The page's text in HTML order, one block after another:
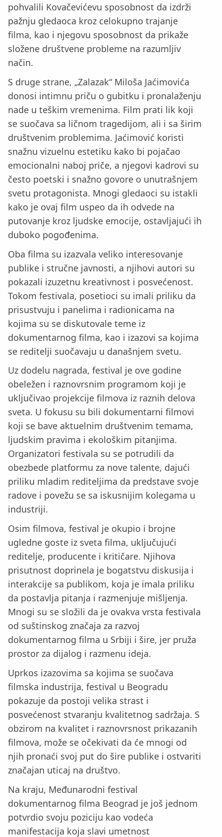
pohvalili Kovačevićevu sposobnost da izdrži
pažnju gledaoca kroz celokupno trajanje
filma, kao i njegovu sposobnost da prikaže
složene društvene probleme na razumljiv
način.
S druge strane, „Zalazak“ Miloša Jaćimovića
donosi intimnu priču o gubitku i pronalaženju
nade u teškim vremenima. Film prati lik koji
se suočava sa ličnom tragedijom, ali i sa širim
društvenim problemima. Jaćimović koristi
snažnu vizuelnu estetiku kako bi pojačao
emocionalni naboj priče, a njegovi kadrovi su
često poetski i snažno govore o unutrašnjem
svetu protagonista. Mnogi gledaoci su istakli
kako je ovaj film uspeo da ih odvede na
putovanje kroz ljudske emocije, ostavljajući ih
duboko pogođenima.
Oba filma su izazvala veliko interesovanje
publike i stručne javnosti, a njihovi autori su
pokazali izuzetnu kreativnost i posvećenost.
Tokom festivala, posetioci su imali priliku da
prisustvuju i panelima i radionicama na
kojima su se diskutovale teme iz
dokumentarnog filma, kao i izazovi sa kojima
se reditelji suočavaju u današnjem svetu.
Uz dodelu nagrada, festival je ove godine
obeležen i raznovrsnim programom koji je
uključivao projekcije filmova iz raznih delova
sveta. U fokusu su bili dokumentarni filmovi
koji se bave aktuelnim društvenim temama,
ljudskim pravima i ekološkim pitanjima.
Organizatori festivala su se potrudili da
obezbede platformu za nove talente, dajući
priliku mladim rediteljima da predstave svoje
radove i povežu se sa iskusnijim kolegama u
industriji.
Osim filmova, festival je okupio i brojne
ugledne goste iz sveta filma, uključujući
reditelje, producente i kritičare. Njihova
prisutnost doprinela je bogatstvu diskusija i
interakcije sa publikom, koja je imala priliku
da postavlja pitanja i razmenjuje mišljenja.
Mnogi su se složili da je ovakva vrsta festivala
od suštinskog značaja za razvoj
dokumentarnog filma u Srbiji i šire, jer pruža
prostor za dijalog i razmenu ideja.
Uprkos izazovima sa kojima se suočava
filmska industrija, festival u Beogradu
pokazuje da postoji velika strast i
posvećenost stvaranju kvalitetnog sadržaja. S
obzirom na kvalitet i raznovrsnost prikazanih
filmova, može se očekivati da će mnogi od
njih pronaći svoj put do šire publike i ostvariti
značajan uticaj na društvo.
Na kraju, Međunarodni festival
dokumentarnog filma Beograd je još jednom
potvrdio svoju poziciju kao vodeća
manifestacija koja slavi umetnost